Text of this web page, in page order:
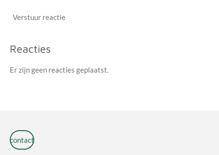
Verstuur reactie
Reacties
Er zijn geen reacties geplaatst.
contact